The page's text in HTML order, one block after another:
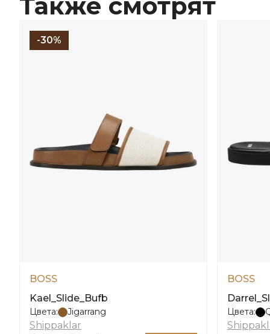
-30%
BOSS
Kael_Slide_Bufb
Цвета: Jigarrang
Shippaklar
BOSS
Цвета: